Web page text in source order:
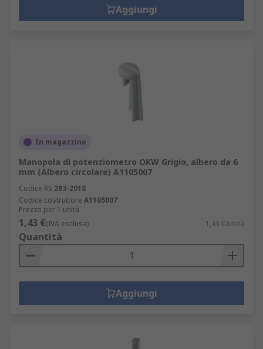
Aggiungi
In magazzino
Manopola di potenziometro OKW Grigio, albero da 6
mm (Albero circolare) A1105007
Codice RS 283-2018
Codice costruttore A1105007
Prezzo per 1 unità
1,43 €(IVA esclusa) 1,43 €/unità
Quantità
Aggiungi